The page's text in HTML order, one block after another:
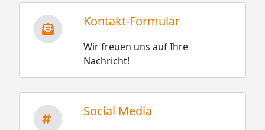
Kontakt-Formular
Wir freuen uns auf Ihre
Nachricht!
Social Media